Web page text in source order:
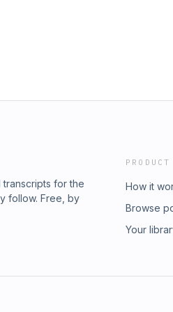
transcripts for the
follow. Free, by
PRODUCT
How it
Browse
Your